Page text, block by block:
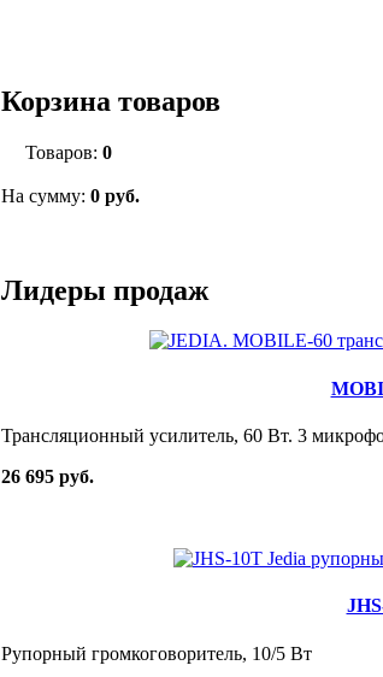
Корзина товаров
Товаров: 0
На сумму: 0 руб.
Лидеры продаж
Трансляционный усилитель, 60 Вт. 3
26 695 руб.
Рупорный громкоговоритель, 10/5 Вт